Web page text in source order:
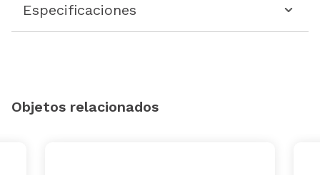
Especificaciones
Objetos relacionados